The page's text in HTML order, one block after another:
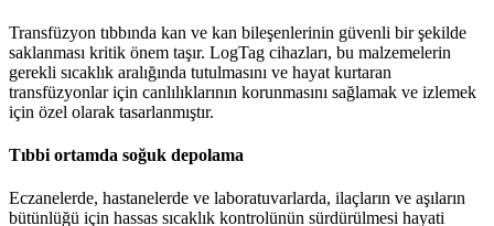
Transfüzyon tıbbında kan ve kan bileşenlerinin güvenli bir şekilde
saklanması kritik önem taşır. LogTag cihazları, bu malzemelerin
gerekli sıcaklık aralığında tutulmasını ve hayat kurtaran
transfüzyonlar için canlılıklarının korunmasını sağlamak ve izlemek
için özel olarak tasarlanmıştır.
Tıbbi ortamda soğuk depolama
Eczanelerde, hastanelerde ve laboratuvarlarda, ilaçların ve aşıların
bütünlüğü için hassas sıcaklık kontrolünün sürdürülmesi hayati